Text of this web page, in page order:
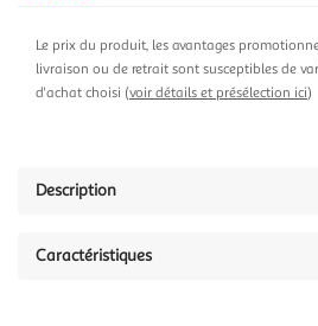
Le prix du produit, les avantages
livraison ou de retrait sont susceptibles de
d'achat choisi (voir détails et présélection ici)
Description
Caractéristiques